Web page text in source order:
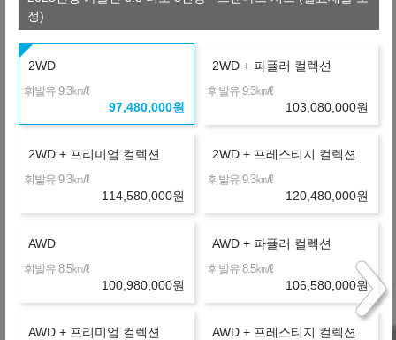
B 1,657,181 원
D 금융사
온라인 비교
1,666,170
+1,861,200
36개월 선수+보증금29,244,000원
S 금융사
월 1,696,860 원
36개월 선수+보증금
T 1,728,760
+4,114,440
G
온라인 비교
월 1,738,500 원
+4,465,080
선수+보증금29,244,000
정)
2WD
휘발유 9.3㎞/ℓ
97,480,000원
2WD + 파퓰러 컬렉션
휘발유 9.3㎞/ℓ
103,080,000원
2WD + 프리미엄 컬렉션
휘발유 9.3㎞/ℓ
114,580,000원
2WD + 프레스티지 컬렉션
휘발유 9.3㎞/ℓ
120,480,000원
AWD
휘발유 8.5㎞/ℓ
100,980,000원
AWD + 파퓰러 컬렉션
휘발유 8.5㎞/ℓ
106,580,000원
AWD + 프리미엄 컬렉션 AWD + 프레스티지 컬렉션